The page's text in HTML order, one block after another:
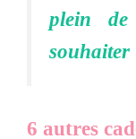
plein
souhaiter
6 autres